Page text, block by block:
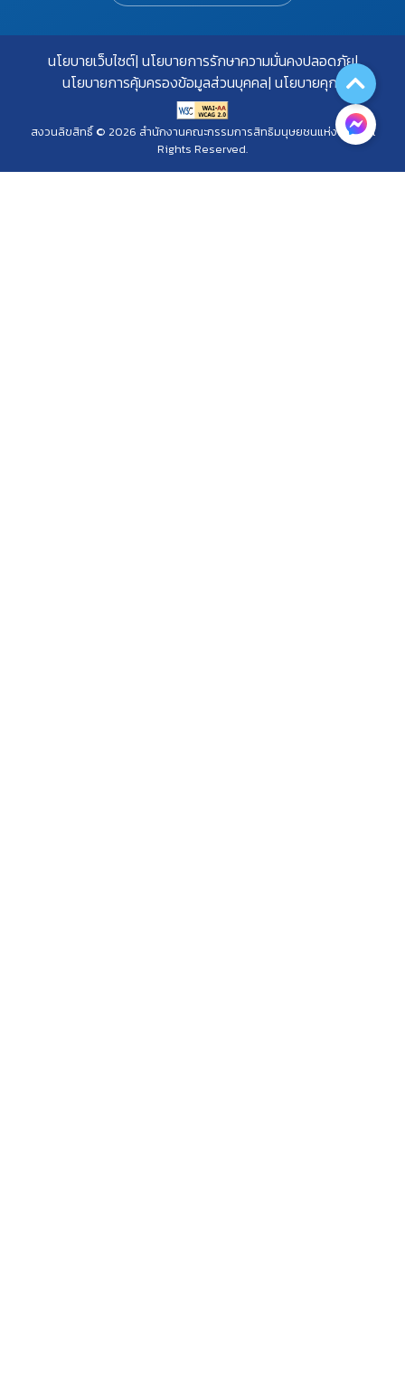
นโยบายเว็บไซต์ นโยบายการรักษาความมั่นคงปลอดภัย
นโยบายการคุ้มครองข้อมูลส่วนบุคคล นโยบายคุกกี้
สงวนลิขสิทธิ์ © 2026 สำนักงานคณะกรรมการสิทธิมนุษยชนแห่งชาติ. All
Rights Reserved.